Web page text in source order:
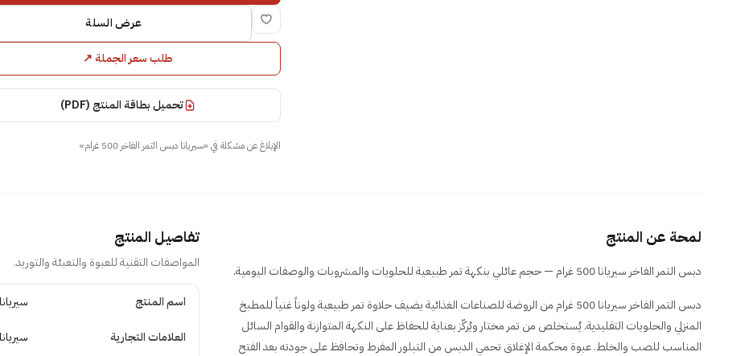
عرض السلة
طلب سعر الجملة↗
تحميل بطاقة المنتج (PDF)
الإبلاغ عن مشكلة في«سيريانا دبس التمر الفاخر 500 غرام »
لمحة عن المنتج
دبس التمر الفاخر سيريانا 500 غرام — حجم عائلي بنكهة تمر طبيعية للحلويات والمشروبات والوصفات اليومية.
دبس التمر الفاخر سيريانا 500 غرام من الروضة للصناعات الغذائية يضيف حلاوة تمر طبيعية ولوناً غنياً للمطبخ
المنزلي والحلويات التقليدية. يُستخلص من تمر مختار ويُركّز بعناية للحفاظ على النكهة المتوازنة والقوام السائل
المناسب للصب والخلط. عبوة محكمة الإغلاق تحمي الدبس من التبلور المفرط وتحافظ على جودته بعد الفتح
تفاصيل المنتج
المواصفات التقنية للعبوة والتعبئة والتوريد.
اسم المنتج سيريانا
العلامات التجارية سيريانا